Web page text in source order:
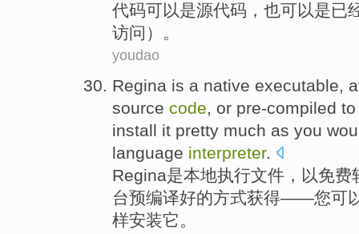
代码可以是源代码 ， 也可以是已
访问）。
youdao
Regina is a native executable,
source code, or pre-compiled
install it pretty much as you
language interpreter.
Regina是本地执行文件 ， 以免费
台预编译好的方式获得——您可
样安装它。